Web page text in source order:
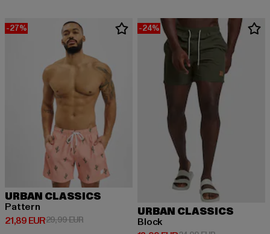
-27%
URBAN CLASSICS
Pattern
21,89 EUR
Derzeitiger Preis: 21,89 EUR
29,99 EURAktionspreis: 29,99 EUR
-24%
URBAN CLASSICS
Block